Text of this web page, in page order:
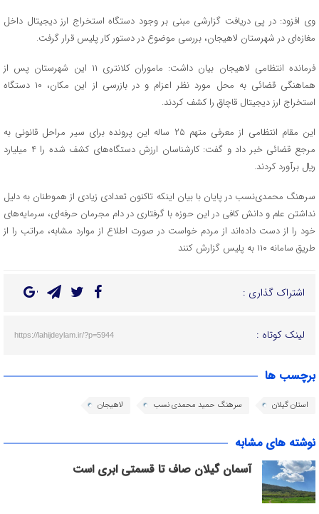
وی افزود: در پی دریافت گزارشی مبنی بر وجود دستگاه استخراج ارز دیجیتال داخل
مغازه‌ای در شهرستان لاهیجان، بررسی موضوع در دستور کار پلیس قرار گرفت.
فرمانده انتظامی لاهیجان بیان داشت: ماموران کلانتری ۱۱ این شهرستان پس از
هماهنگي‌ قضائي به محل مورد نظر اعزام و در بازرسي از اين مكان، ۱۰ دستگاه
استخراج ارز دیجیتال قاچاق را کشف كردند.
این مقام انتظامی از معرفي متهم ۲۵ ساله اين پرونده براي سير مراحل قانوني به
مرجع قضائي خبر داد و گفت: کارشناسان ارزش دستگاه‌هاي کشف شده را ۴ میلیارد
ريال برآورد کردند.
سرهنگ محمدی‌نسب در پايان با بیان اینکه تاکنون تعدادی زیادی از هموطنان به دلیل
نداشتن علم و دانش کافی در این حوزه با گرفتاری در دام مجرمان حرفه‌ای، سرمایه‌های
خود را از دست داده‌اند از مردم خواست در صورت اطلاع از موارد مشابه، مراتب را از
طريق سامانه ۱۱۰ به پليس گزارش كنند
اشتراک گذاری :
لینک کوتاه : https://lahijdeylam.ir/?p=5944
برچسب ها
استان گیلان سرهنگ حمید محمدی نسب لاهیجان
نوشته های مشابه
آسمان گیلان صاف تا قسمتی ابری است